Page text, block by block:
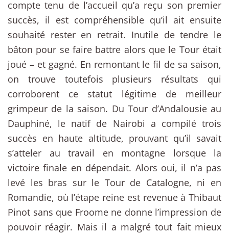
compte tenu de l’accueil qu’a reçu son premier
succès, il est compréhensible qu’il ait ensuite
souhaité rester en retrait. Inutile de tendre le
bâton pour se faire battre alors que le Tour était
joué – et gagné. En remontant le fil de sa saison,
on trouve toutefois plusieurs résultats qui
corroborent ce statut légitime de meilleur
grimpeur de la saison. Du Tour d’Andalousie au
Dauphiné, le natif de Nairobi a compilé trois
succès en haute altitude, prouvant qu’il savait
s’atteler au travail en montagne lorsque la
victoire finale en dépendait. Alors oui, il n’a pas
levé les bras sur le Tour de Catalogne, ni en
Romandie, où l’étape reine est revenue à Thibaut
Pinot sans que Froome ne donne l’impression de
pouvoir réagir. Mais il a malgré tout fait mieux